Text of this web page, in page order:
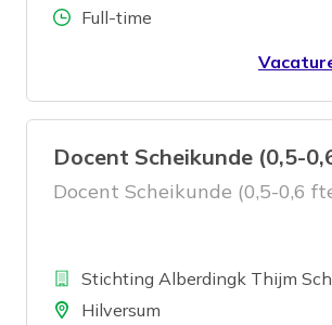
van ontwikkelen tot het
allround timmerman die van
weet, van afwisseling houdt
locaties tevreden zijn.
Aantal uren
Full-time
Docent Scheikunde (0,5-
Docent Scheikunde (0,5-0,6
BedrijfStichting Alberdingk Thijm
LocatieHilversum